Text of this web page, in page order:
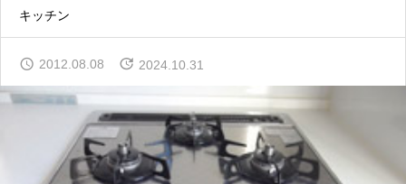
トップページ
WORKS
COMPANY
会社概要
キッチン
2012.08.08 2024.10.31